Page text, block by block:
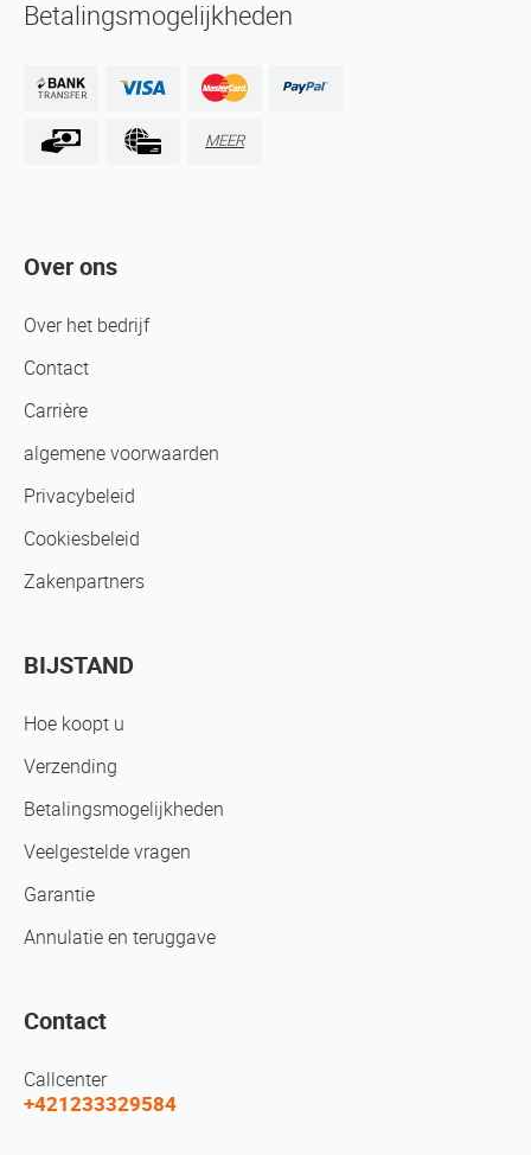
Betalingsmogelijkheden
MEER
Over ons
Over het bedrijf
Contact
Carrière
algemene voorwaarden
Privacybeleid
Cookiesbeleid
Zakenpartners
BIJSTAND
Hoe koopt u
Verzending
Betalingsmogelijkheden
Veelgestelde vragen
Garantie
Annulatie en teruggave
Contact
Callcenter
+421233329584